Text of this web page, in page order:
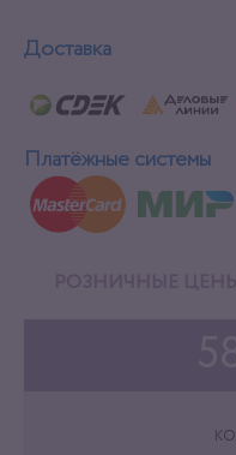
Доставка
Платёжные системы